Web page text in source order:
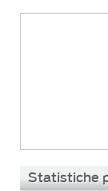
Statistiche